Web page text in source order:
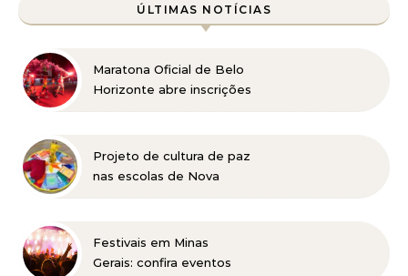
ÚLTIMAS NOTÍCIAS
Maratona Oficial de Belo
Horizonte abre inscrições
Projeto de cultura de paz
nas escolas de Nova
Festivais em Minas
Gerais: confira eventos